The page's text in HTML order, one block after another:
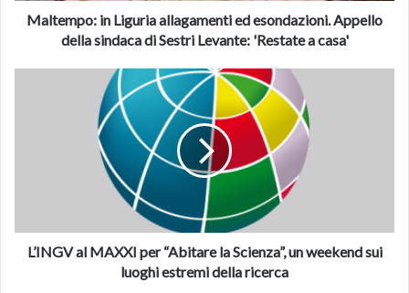
Maltempo: in Liguria allagamenti ed esondazioni. Appello
della sindaca di Sestri Levante: 'Restate a casa'
weekend
suiL’INGV al MAXXI per “Abitare la Scienza”, un weekend sui
luoghi estremi della ricerca